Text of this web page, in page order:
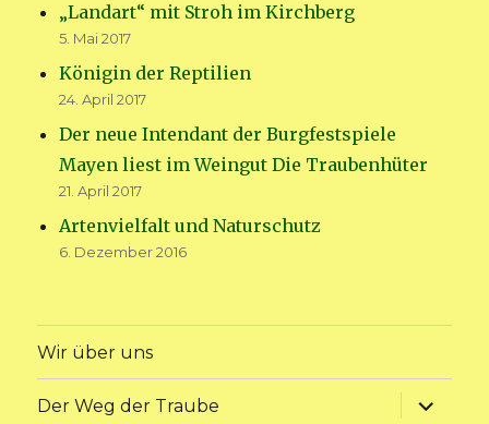
„Landart“ mit Stroh im Kirchberg
5. Mai 2017
Königin der Reptilien
24. April 2017
Der neue Intendant der Burgfestspiele
Mayen liest im Weingut Die Traubenhüter
21. April 2017
Artenvielfalt und Naturschutz
6. Dezember 2016
Wir über uns
Der Weg der Traube